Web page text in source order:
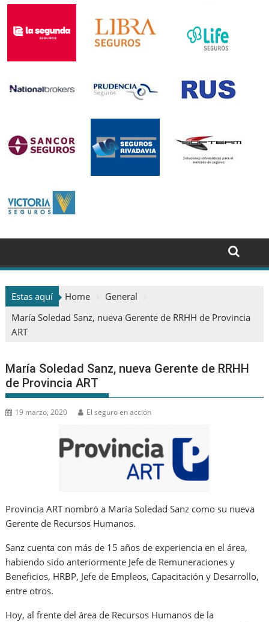
Estas aquí Home
General
María Soledad Sanz, nueva Gerente de RRHH de Provincia
ART
María Soledad Sanz, nueva Gerente de RRHH
de Provincia ART
19 marzo, 2020 El seguro en acción
Provincia ART nombró a María Soledad Sanz como su nueva
Gerente de Recursos Humanos.
Sanz cuenta con más de 15 años de experiencia en el área,
habiendo sido anteriormente Jefe de Remuneraciones y
Beneficios, HRBP, Jefe de Empleos, Capacitación y Desarrollo,
entre otros.
Hoy, al frente del área de Recursos Humanos de la